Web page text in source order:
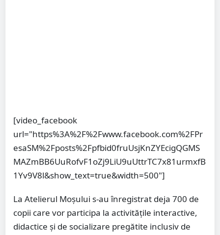
[video_facebook
url="https%3A%2F%2Fwww.facebook.com%2FPr
esaSM%2Fposts%2Fpfbid0fruUsjKnZYEcigQGMS
MAZmBB6UuRofvF1oZj9LiU9uUttrTC7x81urmxfB
1Yv9V8l&show_text=true&width=500"]
La Atelierul Moșului s-au înregistrat deja 700 de
copii care vor participa la activitățile interactive,
didactice și de socializare pregătite inclusiv de